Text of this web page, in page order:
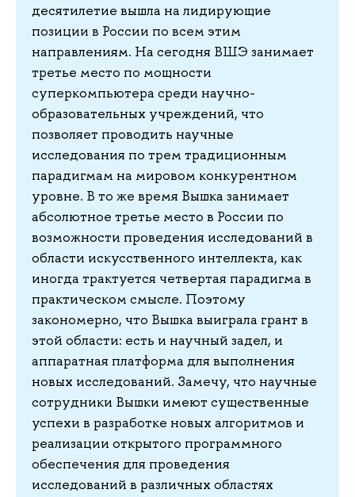
десятилетие вышла на лидирующие
позиции в России по всем этим
направлениям. На сегодня ВШЭ занимает
третье место по мощности
суперкомпьютера среди научно-
образовательных учреждений, что
позволяет проводить научные
исследования по трем традиционным
парадигмам на мировом конкурентном
уровне. В то же время Вышка занимает
абсолютное третье место в России по
возможности проведения исследований в
области искусственного интеллекта, как
иногда трактуется четвертая парадигма в
практическом смысле. Поэтому
закономерно, что Вышка выиграла грант в
этой области: есть и научный задел, и
аппаратная платформа для выполнения
новых исследований. Замечу, что научные
сотрудники Вышки имеют существенные
успехи в разработке новых алгоритмов и
реализации открытого программного
обеспечения для проведения
исследований в различных областях